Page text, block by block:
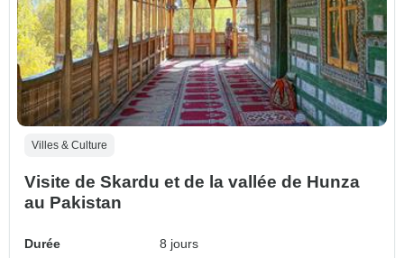
Villes & Culture
Visite de Skardu et de la vallée de Hunza
au Pakistan
Durée
8 jours